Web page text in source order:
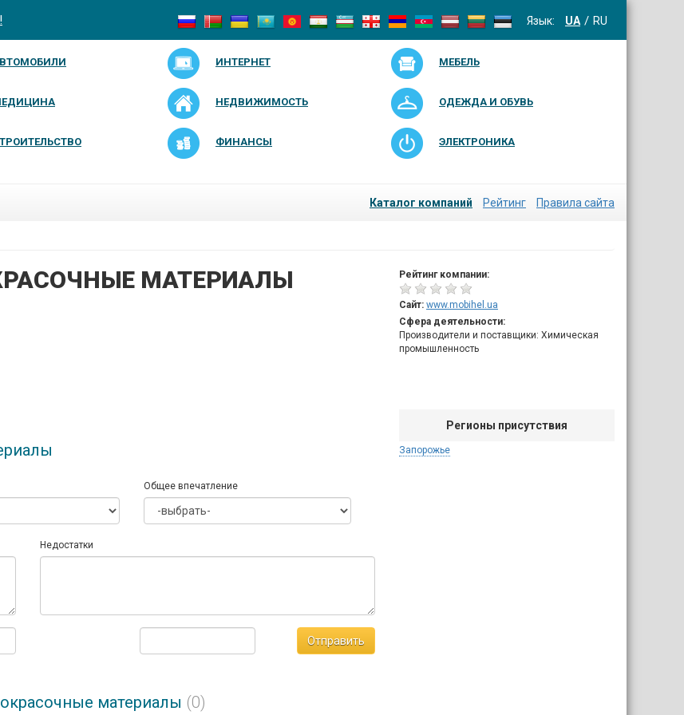
Язык: UA RU
ИНТЕРНЕТ МЕБЕЛЬ
НЕДВИЖИМОСТЬ ОДЕЖДА И ОБУВЬ
ФИНАНСЫ ЭЛЕКТРОНИКА
Каталог компаний Рейтинг Правила сайта
Рейтинг компании:
Сайт: www.mobihel.ua
Сфера деятельности:
Производители и поставщики: Химическая
промышленность
Регионы присутствия
Запорожье
МАТЕРИАЛЫ
Общее впечатление
Недостатки
Отправить
материалы (0)